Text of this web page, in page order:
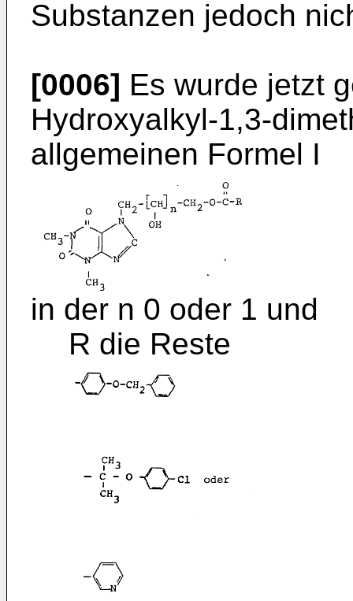
Substanzen jedoch
[0006] Es wurde jetzt
Hydroxyalkyl-1,3-
allgemeinen Formel I
in der n 0 oder 1 und
R die Reste